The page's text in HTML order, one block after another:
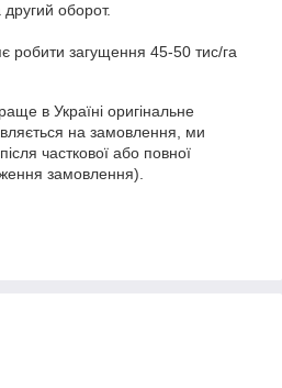
оборот.
робити загущення 45-50 тис/га
в Україні оригінальне
на замовлення, ми
часткової або повної
замовлення).